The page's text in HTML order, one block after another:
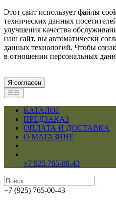
Этот сайт использует файлы
технических данных
улучшения качества
наш сайт, вы автоматически
данных технологий. Чтобы
в отношении персональных
Я согласен
☰☰
КАТАЛОГ
ПРЕДЗАКАЗ
ОПЛАТА И ДОСТАВКА
О МАГАЗИНЕ
+7 925 765-00-43
+7 (925) 765-00-43